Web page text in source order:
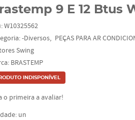
9 E 12 Btus
W10325562
-Diversos PEÇAS PARA AR
Swing
BRASTEMP
INDISPONÍVEL
o primeira a avaliar!
un